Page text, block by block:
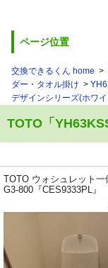
ページ位置
交換できるくん home
ダー・タオル掛け
デザインシリーズ(ホワ
TOTO「
TOTO ウォシュレット一
G3-800『CES9333PL』